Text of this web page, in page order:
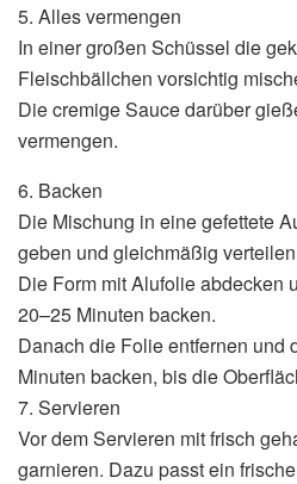
5. Alles vermengen
In einer großen Schüssel die
Fleischbällchen vorsichtig
Die cremige Sauce darüber
vermengen.
6. Backen
Die Mischung in eine gefettete
geben und gleichmäßig
Die Form mit Alufolie abdecken
20–25 Minuten backen.
Danach die Folie entfernen und
Minuten backen, bis die
7. Servieren
Vor dem Servieren mit frisch
garnieren. Dazu passt ein